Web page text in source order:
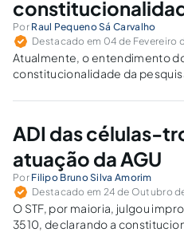
Por Raul Pequeno Sá Carvalho
Destacado em 04 de Fevereiro
Atualmente, o entendimento
constitucionalidade da
preconizados pela Lei de
ADI das células-
atuação da AGU
Por Filipo Bruno Silva Amorim
Destacado em 24 de Outubro
O STF, por maioria, julgou
3510, declarando a